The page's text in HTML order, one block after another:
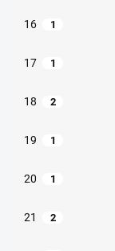
16 1
17 1
18 2
19 1
20 1
21 2